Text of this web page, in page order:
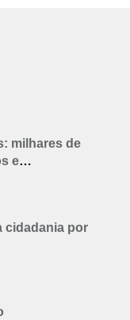
milhares de
e
cidadania por